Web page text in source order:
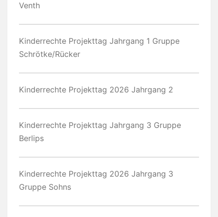
Venth
Kinderrechte Projekttag Jahrgang 1 Gruppe
Schrötke/Rücker
Kinderrechte Projekttag 2026 Jahrgang 2
Kinderrechte Projekttag Jahrgang 3 Gruppe
Berlips
Kinderrechte Projekttag 2026 Jahrgang 3
Gruppe Sohns